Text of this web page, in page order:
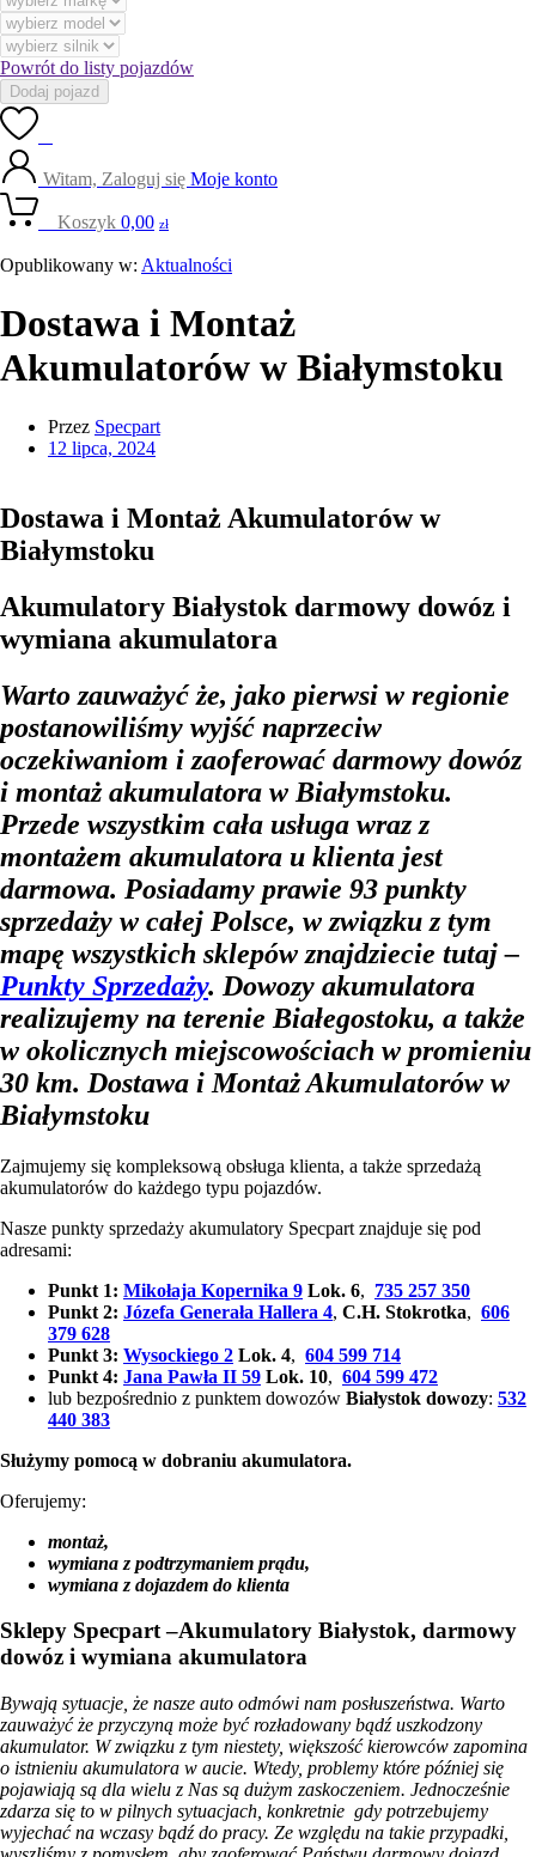
Powrót do listy pojazdów
Dodaj pojazd
Witam, Zaloguj się Moje konto
Koszyk 0,00 zł
Opublikowany w: Aktualności
Dostawa i Montaż
Akumulatorów w Białymstoku
Przez Specpart
12 lipca, 2024
Dostawa i Montaż Akumulatorów w
Białymstoku
Akumulatory Białystok darmowy dowóz i
wymiana akumulatora
Warto zauważyć że, jako pierwsi w regionie
postanowiliśmy wyjść naprzeciw
oczekiwaniom i zaoferować darmowy dowóz
i montaż akumulatora w Białymstoku.
Przede wszystkim cała usługa wraz z
montażem akumulatora u klienta jest
darmowa. Posiadamy prawie 93 punkty
sprzedaży w całej Polsce, w związku z tym
mapę wszystkich sklepów znajdziecie tutaj –
Punkty Sprzedaży. Dowozy akumulatora
realizujemy na terenie Białegostoku, a także
w okolicznych miejscowościach w promieniu
30 km. Dostawa i Montaż Akumulatorów w
Białymstoku
Zajmujemy się kompleksową obsługa klienta, a także sprzedażą
akumulatorów do każdego typu pojazdów.
Nasze punkty sprzedaży akumulatory Specpart znajduje się pod
adresami:
Punkt 1: Mikołaja Kopernika 9 Lok. 6, 735 257 350
Punkt 2: Józefa Generała Hallera 4, C.H. Stokrotka, 606
379 628
Punkt 3: Wysockiego 2 Lok. 4, 604 599 714
Punkt 4: Jana Pawła II 59 Lok. 10, 604 599 472
lub bezpośrednio z punktem dowozów Białystok dowozy: 532
440 383
Służymy pomocą w dobraniu akumulatora.
Oferujemy:
montaż,
wymiana z podtrzymaniem prądu,
wymiana z dojazdem do klienta
Sklepy Specpart –Akumulatory Białystok, darmowy
dowóz i wymiana akumulatora
Bywają sytuacje, że nasze auto odmówi nam posłuszeństwa. Warto
zauważyć że przyczyną może być rozładowany bądź uszkodzony
akumulator. W związku z tym niestety, większość kierowców zapomina
o istnieniu akumulatora w aucie. Wtedy, problemy które później się
pojawiają są dla wielu z Nas są dużym zaskoczeniem. Jednocześnie
zdarza się to w pilnych sytuacjach, konkretnie gdy potrzebujemy
wyjechać na wczasy bądź do pracy. Ze względu na takie przypadki,